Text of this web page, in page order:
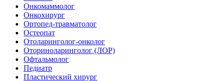
Онкомаммолог
Онкохирург
Ортопед-травматолог
Остеопат
Отоларинголог-онколог
Оториноларинголог (ЛОР)
Офтальмолог
Педиатр
Пластический хирург